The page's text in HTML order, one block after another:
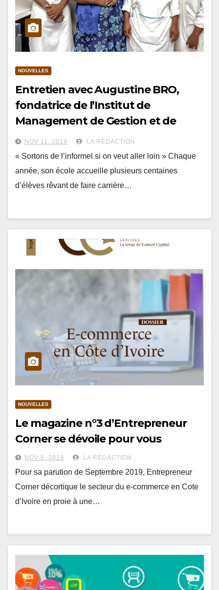
NOUVELLES
Entretien avec Augustine BRO,
fondatrice de l’Institut de
Management de Gestion et de
l’Hôtellerie (IMGH)
NOV 11, 2019 LA RÉDACTION
« Sortons de l’informel si on veut aller loin » Chaque
année, son école accueille plusieurs centaines
d’élèves rêvant de faire carrière…
NOUVELLES
Le magazine n°3 d’Entrepreneur
Corner se dévoile pour vous
NOV 6, 2019 LA RÉDACTION
Pour sa parution de Septembre 2019, Entrepreneur
Corner décortique le secteur du e-commerce en Cote
d’Ivoire en proie à une…